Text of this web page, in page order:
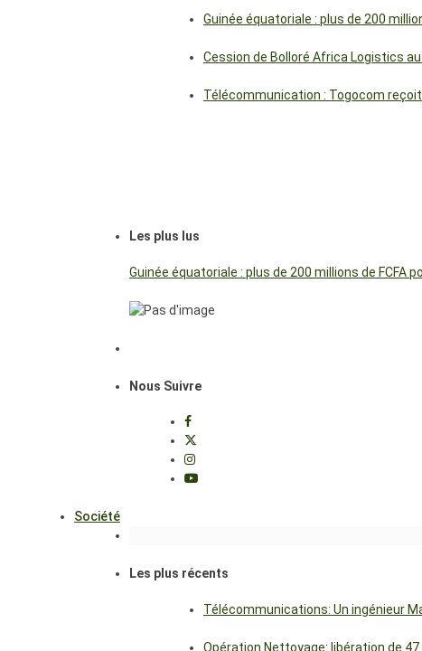
Guinée équatoriale : plus de 200
Cession de Bolloré Africa Logistics au
Télécommunication : Togocom reçoit
Les plus lus
Guinée équatoriale : plus de 200 millions de FCFA
Nous Suivre
Société
Les plus récents
Télécommunications: Un ingénieur
Opération Nettoyage: libération de